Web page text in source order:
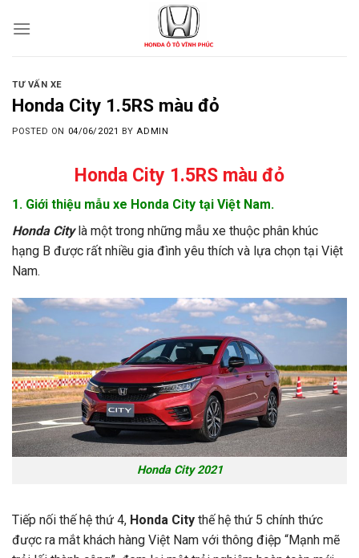
TƯ VẤN XE
Honda City 1.5RS màu đỏ
POSTED ON 04/06/2021 BYADMIN
Honda City 1.5RS màu đỏ
1. Giới thiệu mẫu xe Honda City tại Việt Nam.
Honda Citylà một trong những mẫu xe thuộc phân khúc
hạng B được rất nhiều gia đình yêu thích và lựa chọn tại Việt
Nam.
Honda City 2021
Tiếp nối thế hệ thứ 4, Honda City thế hệ thứ 5 chính thức
được ra mắt khách hàng Việt Nam với thông điệp “Mạnh mẽ